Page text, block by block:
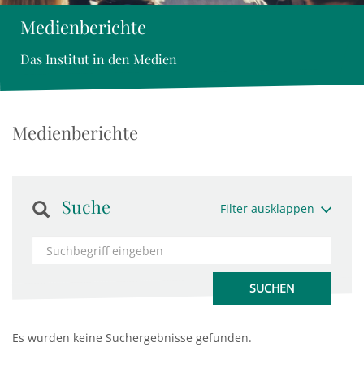
Medienberichte
Das Institut in den Medien
Medienberichte
Suche Filter ausklappen
Es wurden keine Suchergebnisse gefunden.